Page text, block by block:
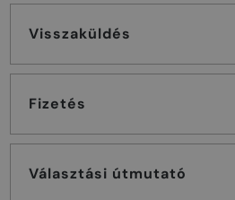
Visszaküldés
Fizetés
Választási útmutató